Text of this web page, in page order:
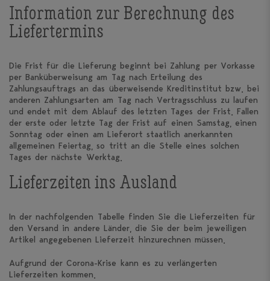
Information zur Berechnung des
Liefertermins
Die Frist für die Lieferung beginnt bei Zahlung per Vorkasse
per Banküberweisung am Tag nach Erteilung des
Zahlungsauftrags an das überweisende Kreditinstitut bzw. bei
anderen Zahlungsarten am Tag nach Vertragsschluss zu laufen
und endet mit dem Ablauf des letzten Tages der Frist. Fallen
der erste oder letzte Tag der Frist auf einen Samstag, einen
Sonntag oder einen am Lieferort staatlich anerkannten
allgemeinen Feiertag, so tritt an die Stelle eines solchen
Tages der nächste Werktag.
Lieferzeiten ins Ausland
In der nachfolgenden Tabelle finden Sie die Lieferzeiten für
den Versand in andere Länder, die Sie der beim jeweiligen
Artikel angegebenen Lieferzeit hinzurechnen müssen.
Aufgrund der Corona-Krise kann es zu verlängerten
Lieferzeiten kommen.